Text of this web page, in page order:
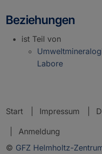
Beziehungen
ist Teil von
Labore
Start Impressum
Anmeldung
© GFZ Helmholtz-